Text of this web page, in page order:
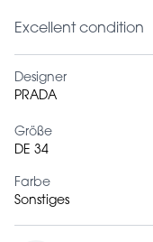
Excellent condition
Designer
PRADA
Größe
DE 34
Farbe
Sonstiges